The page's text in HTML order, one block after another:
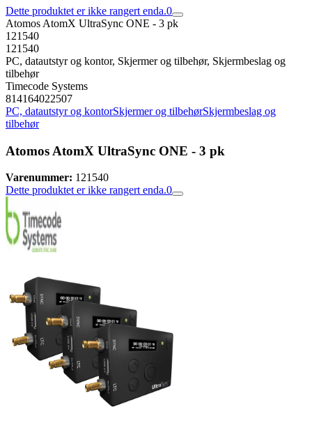
Dette produktet er ikke rangert enda.0
Atomos AtomX UltraSync ONE - 3 pk
121540
121540
PC, datautstyr og kontor, Skjermer og tilbehør, Skjermbeslag og
tilbehør
Timecode Systems
814164022507
PC, datautstyr og kontorSkjermer og tilbehørSkjermbeslag og
tilbehør
Atomos AtomX UltraSync ONE - 3 pk
Varenummer: 121540
Dette produktet er ikke rangert enda.0